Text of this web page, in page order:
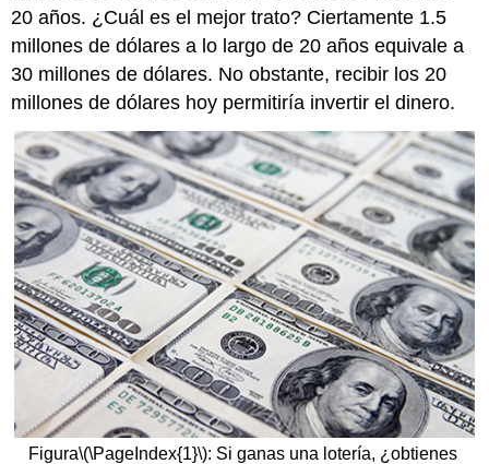
20 años. ¿Cuál es el mejor trato? Ciertamente 1.5
millones de dólares a lo largo de 20 años equivale a
30 millones de dólares. No obstante, recibir los 20
millones de dólares hoy permitiría invertir el dinero.
Figura\(\PageIndex{1}\): Si ganas una lotería, ¿obtienes